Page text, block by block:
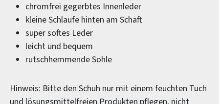
chromfrei gegerbtes Innenleder
kleine Schlaufe hinten am Schaft
super softes Leder
leicht und bequem
rutschhemmende Sohle
Hinweis: Bitte den Schuh nur mit einem feuchten Tuch